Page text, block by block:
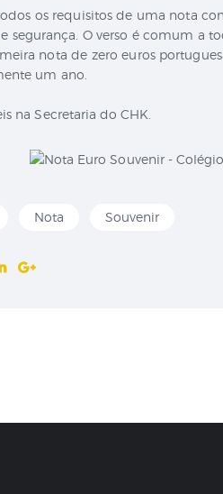
os requisitos de uma nota
segurança. O verso é comum a
nota de zero euros
um ano.
na Secretaria do CHK.
Nota Souvenir